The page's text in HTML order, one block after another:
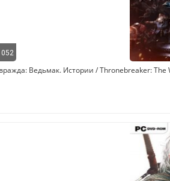
052
Ведьмак. Истории / Thronebreaker: The